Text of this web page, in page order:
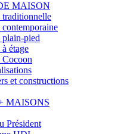
MAISON
traditionnelle
pied
étage
et constructions
MAISONS
Président